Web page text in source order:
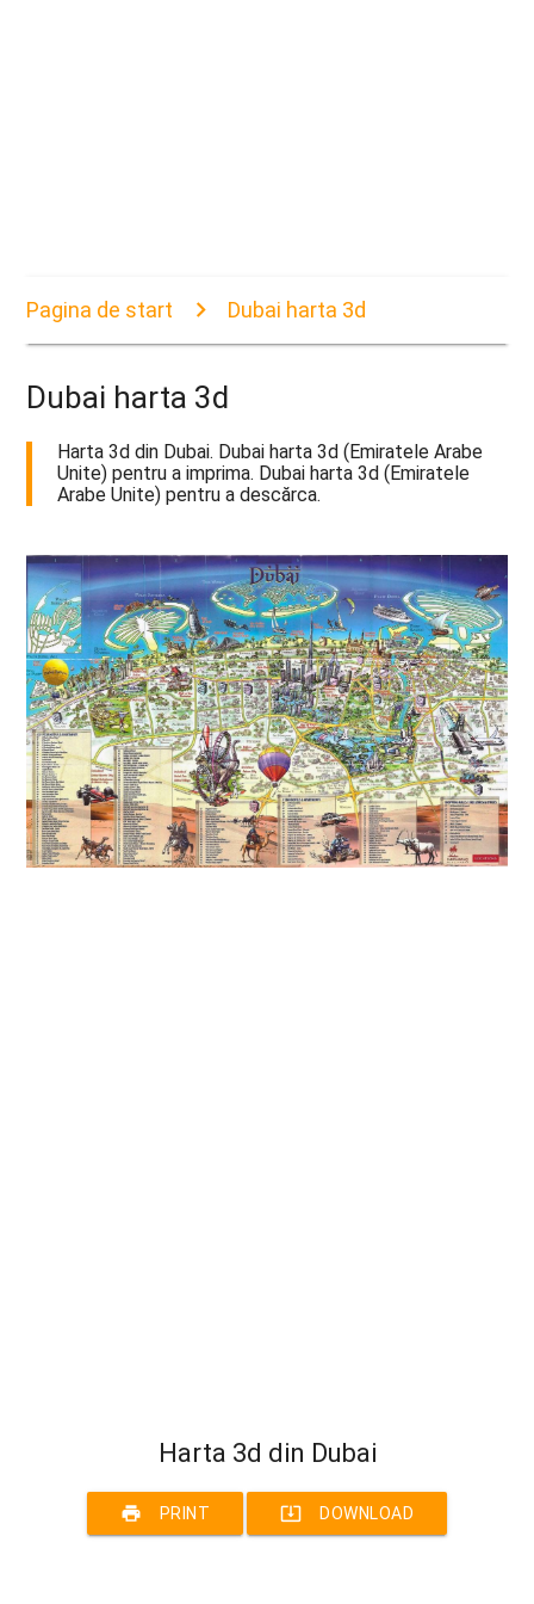
Pagina de start Dubai harta 3d
Dubai harta 3d
Harta 3d din Dubai. Dubai harta 3d (Emiratele Arabe
Unite) pentru a imprima. Dubai harta 3d (Emiratele
Arabe Unite) pentru a descărca.
Harta 3d din Dubai
print PRINT system_update_alt DOWNLOAD